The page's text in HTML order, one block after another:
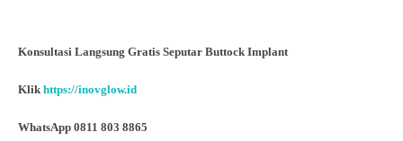
Konsultasi Langsung Gratis Seputar Buttock Implant
Klik https://inovglow.id
WhatsApp 0811 803 8865